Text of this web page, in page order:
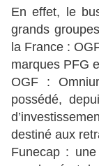
En effet, le
grands
la France :
marques PFG
OGF :
possédé,
destiné aux
Funecap :